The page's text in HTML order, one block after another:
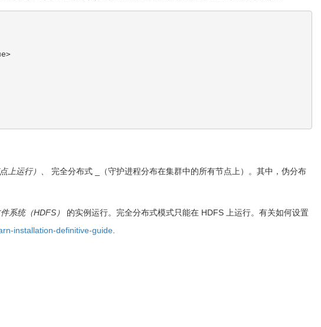
上运行）、
完全分布式 _（守护进程分布在集群中的所有节点上）。其中，伪分布
系统（HDFS）
的实例运行。完全分布式模式只能在 HDFS 上运行。有关如何设置
installation-definitive-guide